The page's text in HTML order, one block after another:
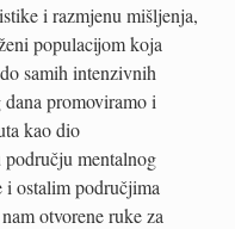
i razmjenu mišljenja,
populacijom koja
samih intenzivnih
promoviramo i
kao dio
mentalnog
i ostalim područjima
otvorene ruke za